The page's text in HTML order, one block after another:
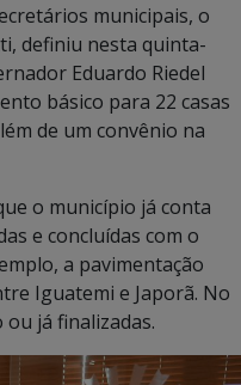
municipais, o
definiu nesta quinta-
Eduardo Riedel
básico para 22 casas
de um convênio na
o município já conta
e concluídas com o
a pavimentação
Iguatemi e Japorã. No
já finalizadas.